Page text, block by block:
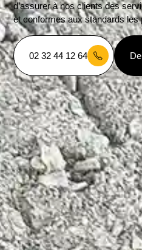
d’assurer à nos clients des
et conformes aux standards les
02 32 44 12 64